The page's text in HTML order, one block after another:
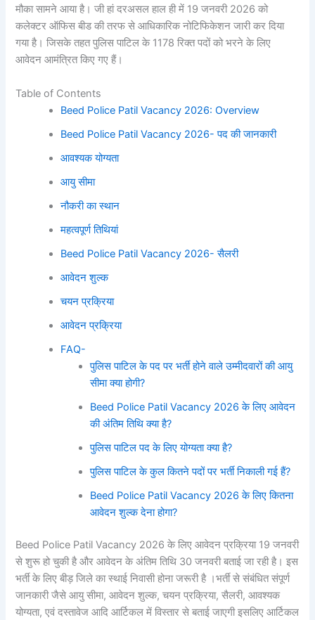
मौका सामने आया है। जी हां दरअसल हाल ही में 19 जनवरी 2026 को
कलेक्टर ऑफिस बीड की तरफ से आधिकारिक नोटिफिकेशन जारी कर दिया
गया है। जिसके तहत पुलिस पाटिल के 1178 रिक्त पदों को भरने के लिए
आवेदन आमंत्रित किए गए हैं।
Table of Contents
Beed Police Patil Vacancy 2026: Overview
Beed Police Patil Vacancy 2026- पद की जानकारी
आवश्यक योग्यता
आयु सीमा
नौकरी का स्थान
महत्वपूर्ण तिथियां
Beed Police Patil Vacancy 2026- सैलरी
आवेदन शुल्क
चयन प्रक्रिया
आवेदन प्रक्रिया
FAQ-
पुलिस पाटिल के पद पर भर्ती होने वाले उम्मीदवारों की आयु
सीमा क्या होगी?
Beed Police Patil Vacancy 2026 के लिए आवेदन
की अंतिम तिथि क्या है?
पुलिस पाटिल पद के लिए योग्यता क्या है?
पुलिस पाटिल के कुल कितने पदों पर भर्ती निकाली गई हैं?
Beed Police Patil Vacancy 2026 के लिए कितना
आवेदन शुल्क देना होगा?
Beed Police Patil Vacancy 2026 के लिए आवेदन प्रक्रिया 19 जनवरी
से शुरू हो चुकी है और आवेदन के अंतिम तिथि 30 जनवरी बताई जा रही है। इस
भर्ती के लिए बीड़ जिले का स्थाई निवासी होना जरूरी है ।भर्ती से संबंधित संपूर्ण
जानकारी जैसे आयु सीमा, आवेदन शुल्क, चयन प्रक्रिया, सैलरी, आवश्यक
योग्यता, एवं दस्तावेज आदि आर्टिकल में विस्तार से बताई जाएगी इसलिए आर्टिकल